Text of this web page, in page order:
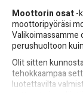
Moottorin osat-
moottoripyöräsi
Valikoimassamme
perushuoltoon
Olit sitten
tehokkaampaa
luotettavilta
auttavat sinua